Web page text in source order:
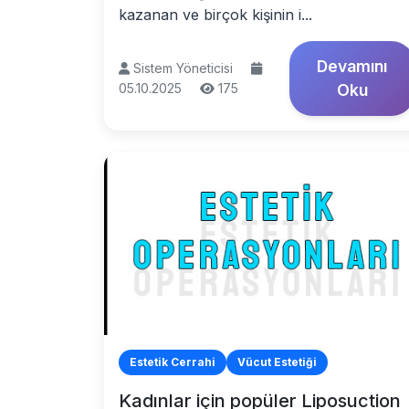
kazanan ve birçok kişinin i...
Sistem Yöneticisi
05.10.2025
175
Devamını
Oku
Estetik Cerrahi Vücut Estetiği
Kadınlar için popüler Liposuction